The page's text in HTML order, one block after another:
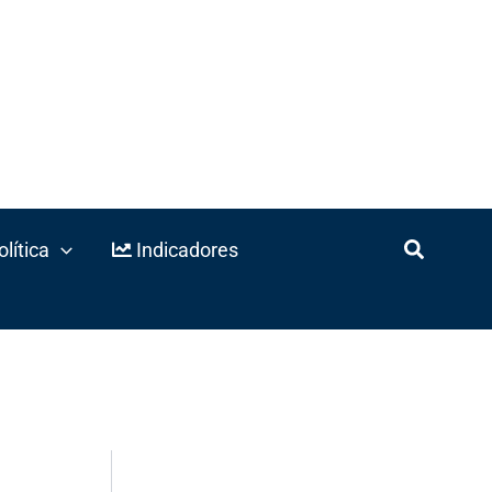
Indicadores